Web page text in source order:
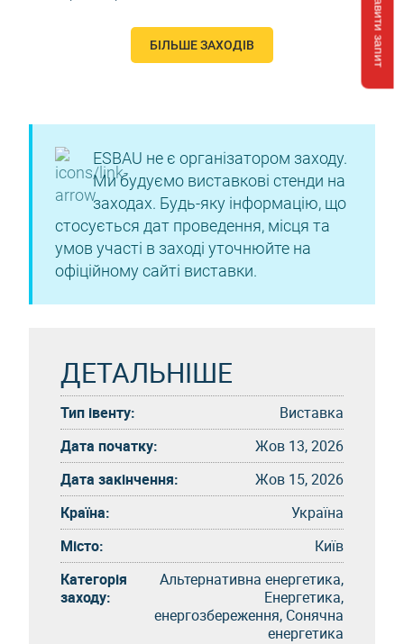
БІЛЬШЕ ЗАХОДІВ
ESBAU не є організатором заходу.
Ми будуємо виставкові стенди на
заходах. Будь-яку інформацію, що
стосується дат проведення, місця та
умов участі в заході уточнюйте на
офіційному сайті виставки.
ДЕТАЛЬНІШЕ
Тип івенту:
Виставка
Дата початку:
Жов 13, 2026
Дата закінчення:
Жов 15, 2026
Країна:
Україна
Місто:
Київ
Категорія
заходу:
Альтернативна енергетика,
Енергетика,
енергозбереження, Сонячна
енергетика